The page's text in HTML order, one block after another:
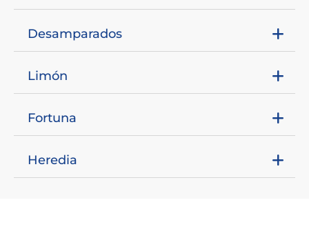
Desamparados
Limón
Fortuna
Heredia